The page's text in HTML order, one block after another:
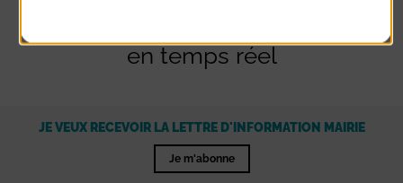
en temps réel
JE VEUX RECEVOIR LA LETTRE D'INFORMATION MAIRIE
Je m'abonne